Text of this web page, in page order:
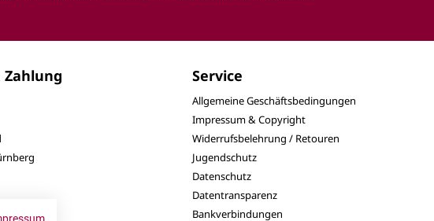
Zahlung Service
Allgemeine Geschäftsbedingungen
Impressum & Copyright
Widerrufsbelehrung / Retouren
Jugendschutz
Datenschutz
Datentransparenz
Bankverbindungen